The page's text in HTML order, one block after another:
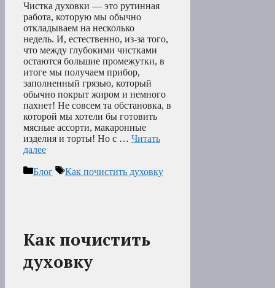
Чистка духовки — это рутинная
работа, которую мы обычно
откладываем на несколько
недель. И, естественно, из-за того,
что между глубокими чистками
остаются большие промежутки, в
итоге мы получаем прибор,
заполненный грязью, который
обычно покрыт жиром и немного
пахнет! Не совсем та обстановка, в
которой мы хотели бы готовить
мясные ассорти, макаронные
изделия и торты! Но с … Читать
далее
Рубрики
Блог Метки
Как почистить духовку
Как почистить
духовку